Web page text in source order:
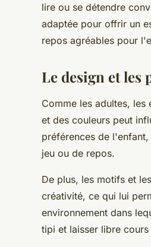
lire ou se détendre
adaptée pour offrir un
repos agréables pour
Le design et les
Comme les adultes,
et des couleurs peut
préférences de
jeu ou de repos.
De plus, les motifs et
créativité, ce qui lui
environnement dans
tipi et laisser libre